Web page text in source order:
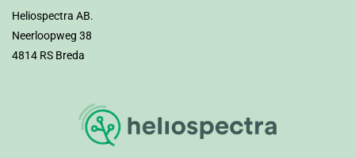
Heliospectra AB.
Neerloopweg 38
4814 RS Breda